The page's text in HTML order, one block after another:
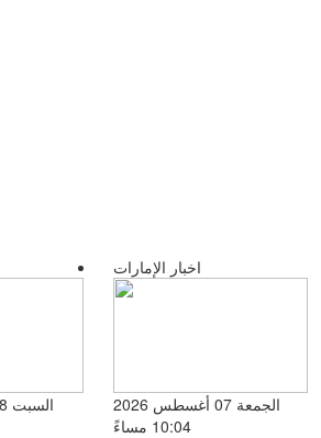
اخبار الإمارات
الجمعة 07 أغسطس 2026
10:04 مساءً